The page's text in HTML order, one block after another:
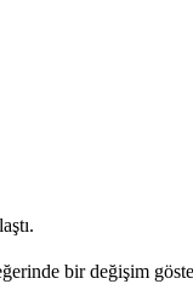
bir değişim